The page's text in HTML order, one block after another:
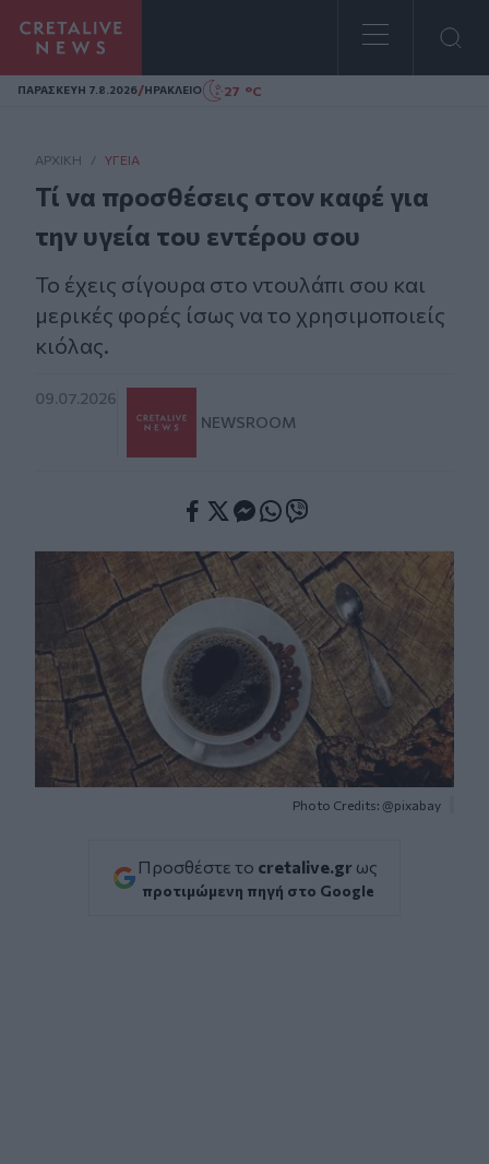
Homepage
ΠΑΡΑΣΚΕΥΗ 7.8.2026/ΗΡΑΚΛΕΙΟ 27 °C
ΑΡΧΙΚΗ / ΥΓΕΊΑ
Τί να προσθέσεις στον καφέ για
την υγεία του εντέρου σου
Το έχεις σίγουρα στο ντουλάπι σου και
μερικές φορές ίσως να το χρησιμοποιείς
κιόλας.
09.07.2026
NEWSROOM
Photo Credits: @pixabay
Προσθέστε το cretalive.gr ως
προτιμώμενη πηγή στο Google